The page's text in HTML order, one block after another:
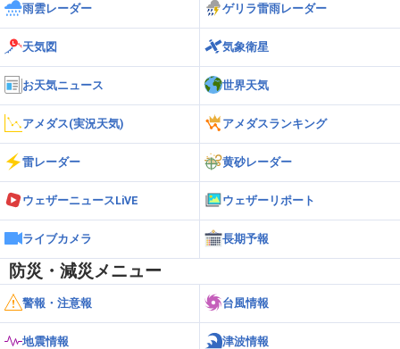
雨雲レーダー ゲリラ雷雨レーダー
天気図 気象衛星
お天気ニュース 世界天気
アメダス(実況天気) アメダスランキング
雷レーダー 黄砂レーダー
ウェザーニュースLiVE ウェザーリポート
ライブカメラ 長期予報
防災・減災メニュー
警報・注意報 台風情報
地震情報 津波情報